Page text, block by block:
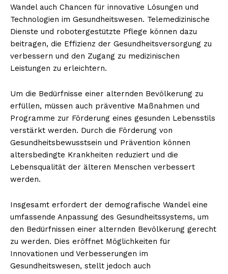
Wandel auch Chancen für innovative Lösungen und
Technologien im Gesundheitswesen. Telemedizinische
Dienste und robotergestützte Pflege können dazu
beitragen, die Effizienz der Gesundheitsversorgung zu
verbessern und den Zugang zu medizinischen
Leistungen zu erleichtern.
Um die Bedürfnisse einer alternden Bevölkerung zu
erfüllen, müssen auch präventive Maßnahmen und
Programme zur Förderung eines gesunden Lebensstils
verstärkt werden. Durch die Förderung von
Gesundheitsbewusstsein und Prävention können
altersbedingte Krankheiten reduziert und die
Lebensqualität der älteren Menschen verbessert
werden.
Insgesamt erfordert der demografische Wandel eine
umfassende Anpassung des Gesundheitssystems, um
den Bedürfnissen einer alternden Bevölkerung gerecht
zu werden. Dies eröffnet Möglichkeiten für
Innovationen und Verbesserungen im
Gesundheitswesen, stellt jedoch auch